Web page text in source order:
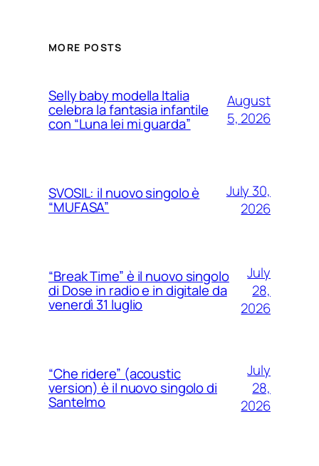
MORE POSTS
Selly baby modella Italia
celebra la fantasia infantile
con “Luna lei mi guarda”
August
5, 2026
SVOSIL: il nuovo singolo è
“MUFASA”
July 30,
2026
“Break Time” è il nuovo singolo
di Dose in radio e in digitale da
venerdì 31 luglio
July
28,
2026
“Che ridere” (acoustic
version) è il nuovo singolo di
Santelmo
July
28,
2026